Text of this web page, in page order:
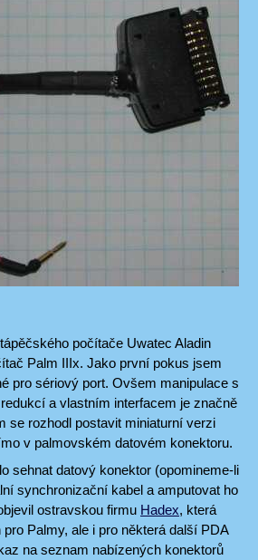
počítače Uwatec Aladin
Palm IIIx. Jako první pokus jsem
pro sériový port. Ovšem manipulace s
a vlastním interfacem je značně
se rozhodl postavit miniaturní verzi
v palmovském datovém konektoru.
sehnat datový konektor (opomineme-li
synchronizační kabel a amputovat ho
ostravskou firmu Hadex, která
Palmy, ale i pro některá další PDA
na seznam nabízených konektorů